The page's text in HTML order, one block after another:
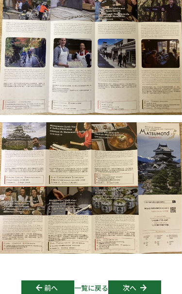
Post navigation
前へ 一覧に戻る 次へ